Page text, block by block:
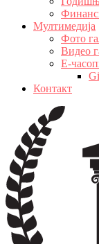
Мултимедија
Фото
Видео
Е-
Контакт